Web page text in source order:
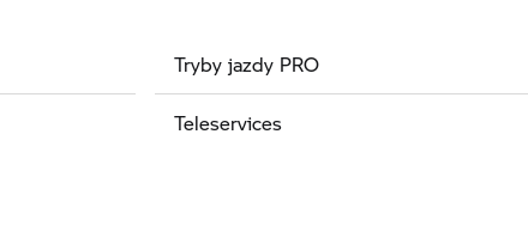
Tryby jazdy PRO
Teleservices